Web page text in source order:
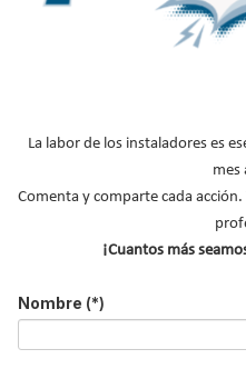
Y RECIBE EN TU
ACTUALIDAD
Apellidos
La labor de los instaladores es
mes
Comenta y comparte cada
¡Cuantos más
Nombre (*)